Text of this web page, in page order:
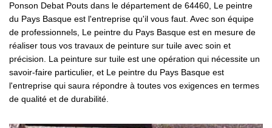
Ponson Debat Pouts dans le département de 64460, Le peintre
du Pays Basque est l'entreprise qu'il vous faut. Avec son équipe
de professionnels, Le peintre du Pays Basque est en mesure de
réaliser tous vos travaux de peinture sur tuile avec soin et
précision. La peinture sur tuile est une opération qui nécessite un
savoir-faire particulier, et Le peintre du Pays Basque est
l'entreprise qui saura répondre à toutes vos exigences en termes
de qualité et de durabilité.